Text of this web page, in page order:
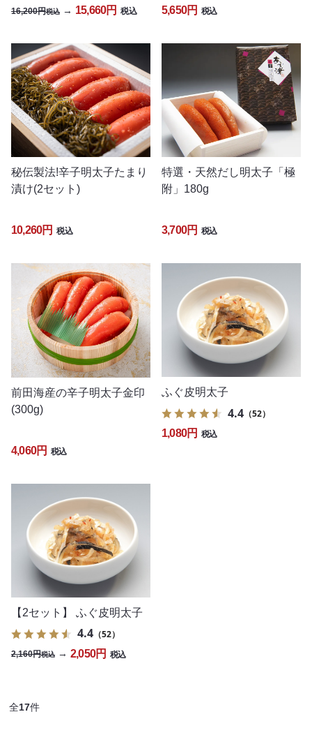
16,200円税込 → 15,660円 税込 5,650円 税込
秘伝製法!辛子明太子たまり
漬け(2セット)
10,260円 税込
特選・天然だし明太子「極
附」180g
3,700円 税込
前田海産の辛子明太子金印
(300g)
4,060円 税込
ふぐ皮明太子
4.4 （52）
1,080円 税込
【2セット】 ふぐ皮明太子
4.4 （52）
2,160円税込 → 2,050円 税込
全17件